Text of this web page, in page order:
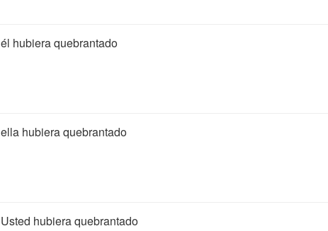
él hubiera quebrantado
ella hubiera quebrantado
Usted hubiera quebrantado